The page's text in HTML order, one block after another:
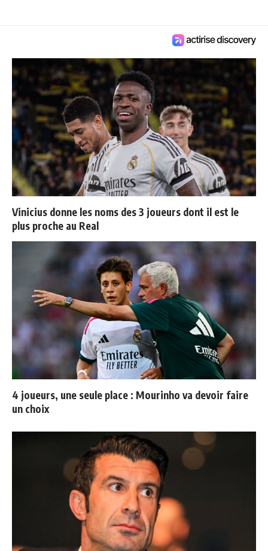
Vinicius donne les noms des 3 joueurs dont il est le
plus proche au Real
4 joueurs, une seule place : Mourinho va devoir faire
un choix